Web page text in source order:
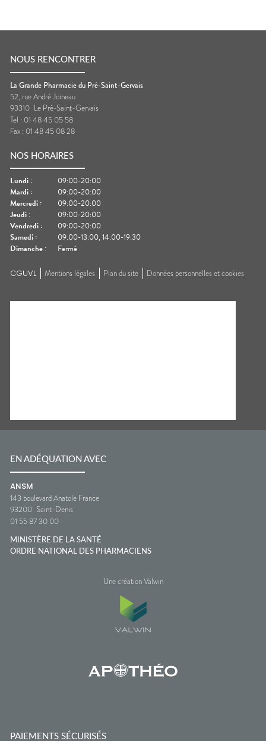
NOUS RENCONTRER
La Grande Pharmacie du Pré-Saint-Gervais
52, rue André Joineau
93310 Le Pré-Saint-Gervais
Tel : 01 48 45 05 58
Fax : 01 48 45 08 28
NOS HORAIRES
Lundi :
09:00-20:00
Mardi :
09:00-20:00
Mercredi :
09:00-20:00
Jeudi :
09:00-20:00
Vendredi :
09:00-20:00
Samedi :
09:00-13:00, 14:00-19:30
Dimanche : Fermé
CGUVL Mentions légales Plan du site Données personnelles et cookies
EN ADÉQUATION AVEC
ANSM
143 boulevard Anatole France
93200 Saint-Denis
01 55 87 30 00
MINISTÈRE DE LA SANTÉ
ORDRE NATIONAL DES PHARMACIENS
Une création Valwin
PAIEMENTS SÉCURISÉS